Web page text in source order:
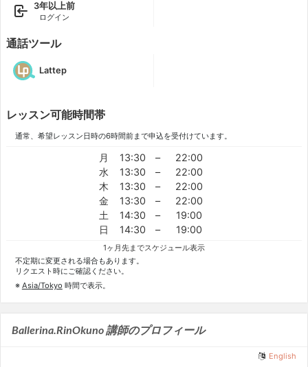
3年以上前
ログイン
通話ツール
Lattep
レッスン可能時間帯
通常、希望レッスン日時の6時間前まで申込を受付けています。
月 13:30 –
22:00
水
13:30 –
22:00
木
13:30 –
22:00
金
13:30 –
22:00
土
14:30 –
19:00
日
14:30 – 19:00
1ヶ月先までスケジュール表示
不定期に変更される場合もあります。
リクエスト時にご確認ください。
※ Asia/Tokyo 時間で表示。
Ballerina.RinOkuno 講師のプロフィール
English